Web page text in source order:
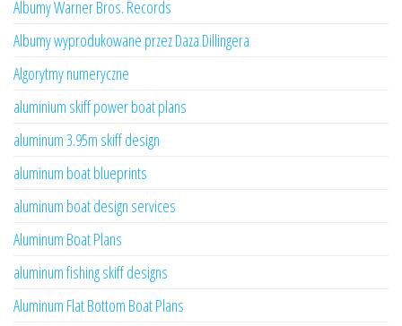
Albumy Warner Bros. Records
Albumy wyprodukowane przez Daza Dillingera
Algorytmy numeryczne
aluminium skiff power boat plans
aluminum 3.95m skiff design
aluminum boat blueprints
aluminum boat design services
Aluminum Boat Plans
aluminum fishing skiff designs
Aluminum Flat Bottom Boat Plans